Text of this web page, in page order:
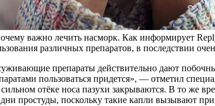
важно лечить насморк. Как информирует
различных препаратов, в последствии
препараты действительно дают
пользоваться придется», — отметил
отёке носа пазухи закрываются. В то же
простуды, поскольку такие капли вызывают